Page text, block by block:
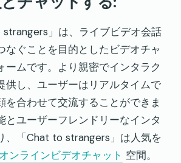
」は、ライブビデオ会話
なぐことを目的としたビデオチャ
ームです。より親密でインタラク
供し、ユーザーはリアルタイムで
を合わせて交流することができま
とユーザーフレンドリーなインタ
、「Chat to strangers」は人気を
オンラインビデオチャット 空間。